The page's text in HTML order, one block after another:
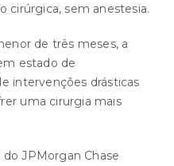
cirúrgica, sem anestesia.
de três meses, a
estado de
intervenções drásticas
uma cirurgia mais
JPMorgan Chase